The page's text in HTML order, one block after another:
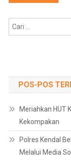
pos
POS-POS
Meriahkan HUT
Kekompakan
Polres Kendal
Melalui Media